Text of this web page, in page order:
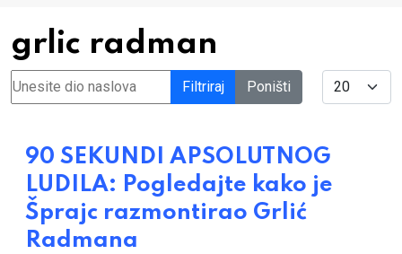
grlic radman
Unesite dio naslova Filtriraj Poništi Display #
90 SEKUNDI APSOLUTNOG
LUDILA: Pogledajte kako je
Šprajc razmontirao Grlić
Radmana